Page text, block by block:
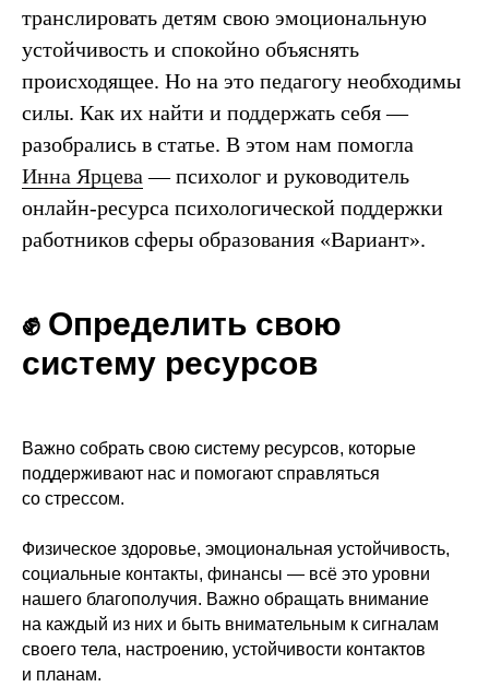
транслировать детям свою эмоциональную
устойчивость и спокойно объяснять
происходящее. Но на это педагогу необходимы
силы. Как их найти и поддержать себя —
разобрались в статье. В этом нам помогла
Инна Ярцева — психолог и руководитель
онлайн-ресурса психологической поддержки
работников сферы образования «Вариант».
✊ Определить свою
систему ресурсов
Важно собрать свою систему ресурсов, которые
поддерживают нас и помогают справляться
со стрессом.
Физическое здоровье, эмоциональная устойчивость,
социальные контакты, финансы — всё это уровни
нашего благополучия. Важно обращать внимание
на каждый из них и быть внимательным к сигналам
своего тела, настроению, устойчивости контактов
и планам.